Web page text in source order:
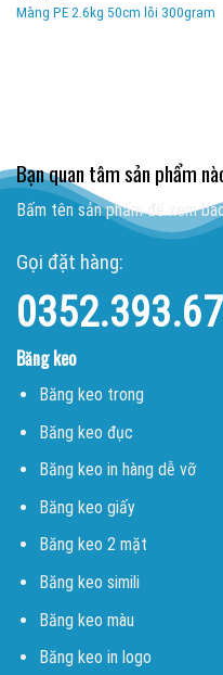
Màng PE 2.6kg 50cm lõi 300gram
Bạn quan tâm sản phẩm
Bấm tên sản phẩm để xem
Gọi đặt hàng:
Băng keo
Băng keo trong
Băng keo đục
Băng keo in hàng dễ vỡ
Băng keo giấy
Băng keo 2 mặt
Băng keo simili
Băng keo màu
Băng keo in logo